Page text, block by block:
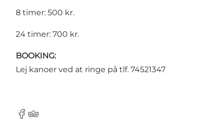
8 timer: 500 kr.
24 timer: 700 kr.
BOOKING:
Lej kanoer ved at ringe på tlf. 74521347
Facebook
Tripadvisor